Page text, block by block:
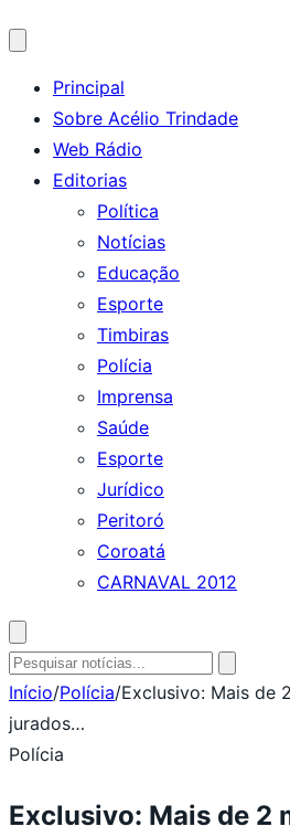
menu
Principal
Sobre Acélio Trindade
Web Rádio
Editorias
Política
Notícias
Educação
Esporte
Timbiras
Polícia
Imprensa
Saúde
Esporte
Jurídico
Peritoró
Coroatá
CARNAVAL 2012
busca
Pesquisar
por:
Início/Polícia/Exclusivo: Mais de
jurados…
Polícia
Exclusivo: Mais de 2